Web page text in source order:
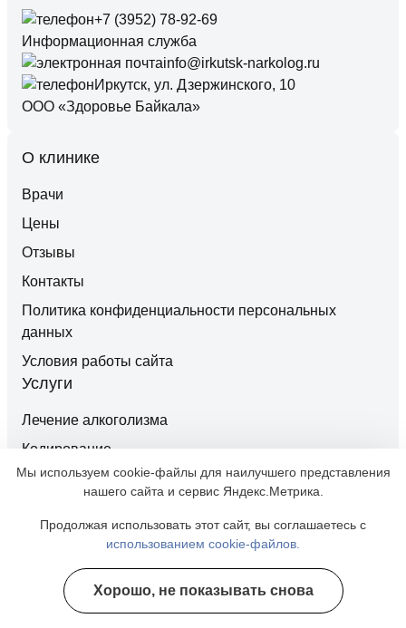
+7 (3952) 78-92-69
Информационная служба
info@irkutsk-narkolog.ru
Иркутск, ул. Дзержинского, 10
ООО «Здоровье Байкала»
О клинике
Врачи
Цены
Отзывы
Контакты
Политика конфиденциальности персональных
данных
Условия работы сайта
Услуги
Лечение алкоголизма
Кодирование
Вывод из запоя
Согласие на обработку персональных данных
Карта сайта
Независимая оценка качества оказания
Полезные курсы
Мы используем cookie-файлы для наилучшего представления
нашего сайта и сервис Яндекс.Метрика.
Продолжая использовать этот сайт, вы соглашаетесь с
использованием cookie-файлов.
Хорошо, не показывать снова